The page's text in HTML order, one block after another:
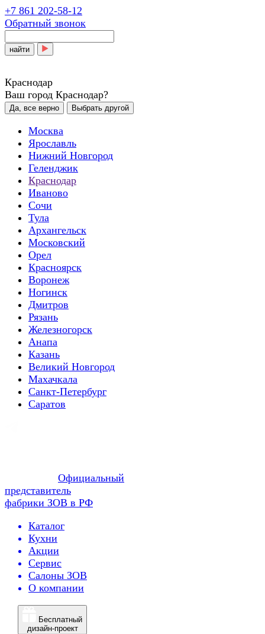
+7 861 202-58-12
Обратный звонок
найти
Краснодар
Ваш город Краснодар?
Да, все верно Выбрать другой
Москва
Ярославль
Нижний Новгород
Геленджик
Краснодар
Иваново
Сочи
Тула
Архангельск
Московский
Орел
Красноярск
Воронеж
Ногинск
Дмитров
Рязань
Железногорск
Анапа
Казань
Великий Новгород
Махачкала
Санкт-Петербург
Саратов
Официальный
представитель
фабрики ЗОВ в РФ
Каталог
Кухни
Акции
Сервис
Салоны ЗОВ
О компании
Бесплатный
дизайн-проект